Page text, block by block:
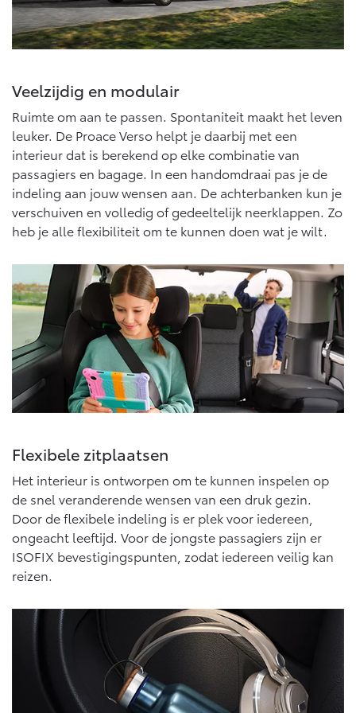
bZ4X
Vanaf € 39.995,-
bZ4X Touring
Vanaf € 48.995,-
Mirai
Vanaf € 76.695,-
Proace City (excl. BTW)
Vanaf € 27.945,-
Proace (excl. BTW)
Vanaf € 37.500,-
Proace Verso
Vanaf € 55.950,-
OOK ALS BATTERIJ-
ELEKTRISCH
OOK ALS BATTERIJ-
ELEKTRISCH
Connected check
Navigatie updates
Veelzijdig en modulair
Ruimte om aan te passen. Spontaniteit maakt het leven
leuker. De Proace Verso helpt je daarbij met een
interieur dat is berekend op elke combinatie van
passagiers en bagage. In een handomdraai pas je de
indeling aan jouw wensen aan. De achterbanken kun je
verschuiven en volledig of gedeeltelijk neerklappen. Zo
heb je alle flexibiliteit om te kunnen doen wat je wilt.
Flexibele zitplaatsen
Het interieur is ontworpen om te kunnen inspelen op
de snel veranderende wensen van een druk gezin.
Door de flexibele indeling is er plek voor iedereen,
ongeacht leeftijd. Voor de jongste passagiers zijn er
ISOFIX bevestigingspunten, zodat iedereen veilig kan
reizen.